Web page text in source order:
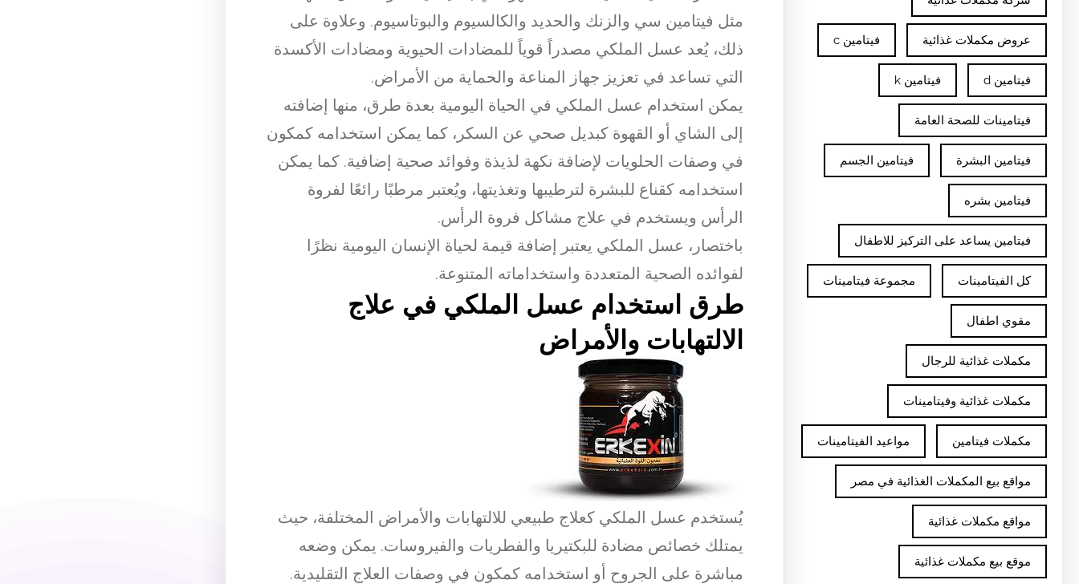
عروض مكملات غذائية فيتامين c
فيتامين d فيتامين k
فيتامينات للصحة العامة
فيتامين البشرة فيتامين الجسم
فيتامين بشره
فيتامين يساعد على التركيز للاطفال
كل الفيتامينات مجموعة فيتامينات
مقوي اطفال
مكملات غذائية للرجال
مكملات غذائية وفيتامينات
مكملات فيتامين مواعيد الفيتامينات
مواقع بيع المكملات الغذائية في مصر
مواقع مكملات غذائية
موقع بيع مكملات غذائية
مثل فيتامين سي والزنك والحديد والكالسيوم والبوتاسيوم. وعلاوة على
ذلك، يُعد عسل الملكي مصدراً قوياً للمضادات الحيوية ومضادات الأكسدة
التي تساعد في تعزيز جهاز المناعة والحماية من الأمراض.
يمكن استخدام عسل الملكي في الحياة اليومية بعدة طرق، منها إضافته
إلى الشاي أو القهوة كبديل صحي عن السكر، كما يمكن استخدامه كمكون
في وصفات الحلويات لإضافة نكهة لذيذة وفوائد صحية إضافية. كما يمكن
استخدامه كقناع للبشرة لترطيبها وتغذيتها، ويُعتبر مرطبًا رائعًا لفروة
الرأس ويستخدم في علاج مشاكل فروة الرأس.
باختصار، عسل الملكي يعتبر إضافة قيمة لحياة الإنسان اليومية نظرًا
لفوائده الصحية المتعددة واستخداماته المتنوعة.
طرق استخدام عسل الملكي في علاج
الالتهابات والأمراض
يُستخدم عسل الملكي كعلاج طبيعي للالتهابات والأمراض المختلفة، حيث
يمتلك خصائص مضادة للبكتيريا والفطريات والفيروسات. يمكن وضعه
مباشرة على الجروح أو استخدامه كمكون في وصفات العلاج التقليدية.